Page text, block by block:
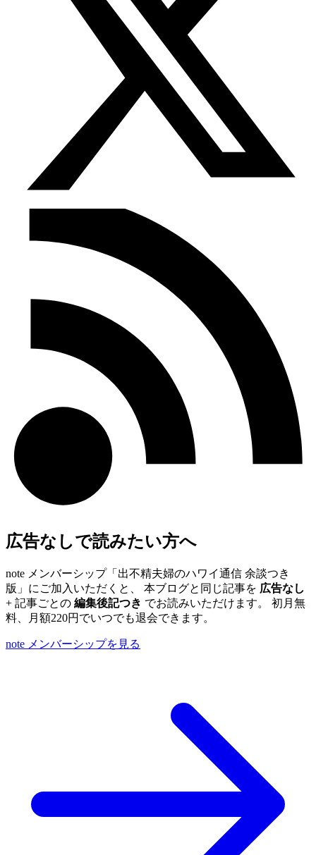
広告なしで読みたい方へ
note メンバーシップ「出不精夫婦のハワイ通信 余談つき
版」にご加入いただくと、 本ブログと同じ記事を 広告なし
+ 記事ごとの 編集後記つき でお読みいただけます。 初月無
料、月額220円でいつでも退会できます。
note メンバーシップを見る